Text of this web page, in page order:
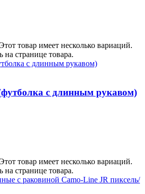
товар имеет несколько вариаций.
странице товара.
с длинным рукавом)
товар имеет несколько вариаций.
странице товара.